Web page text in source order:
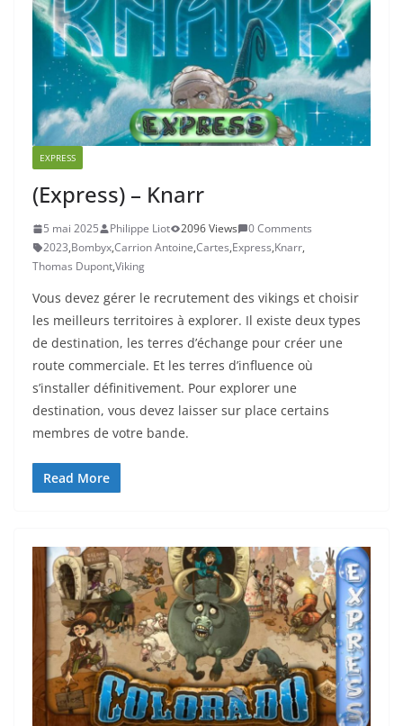
EXPRESS
(Express) – Knarr
5 mai 2025 Philippe Liot 2096 Views
0 Comments
2023,Bombyx,Carrion Antoine,Cartes,Express,Knarr,
Thomas Dupont,Viking
Vous devez gérer le recrutement des vikings et choisir
les meilleurs territoires à explorer. Il existe deux types
de destination, les terres d’échange pour créer une
route commerciale. Et les terres d’influence où
s’installer définitivement. Pour explorer une
destination, vous devez laisser sur place certains
membres de votre bande.
Read More